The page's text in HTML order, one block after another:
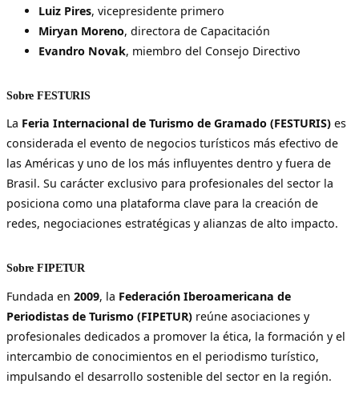
Luiz Pires, vicepresidente primero
Miryan Moreno, directora de Capacitación
Evandro Novak, miembro del Consejo Directivo
Sobre FESTURIS
La Feria Internacional de Turismo de Gramado (FESTURIS) es
considerada el evento de negocios turísticos más efectivo de
las Américas y uno de los más influyentes dentro y fuera de
Brasil. Su carácter exclusivo para profesionales del sector la
posiciona como una plataforma clave para la creación de
redes, negociaciones estratégicas y alianzas de alto impacto.
Sobre FIPETUR
Fundada en 2009, la Federación Iberoamericana de
Periodistas de Turismo (FIPETUR) reúne asociaciones y
profesionales dedicados a promover la ética, la formación y el
intercambio de conocimientos en el periodismo turístico,
impulsando el desarrollo sostenible del sector en la región.